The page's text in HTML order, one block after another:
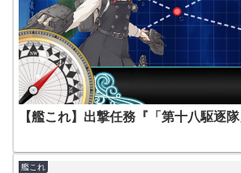
【艦これ】出撃任務『「第十八駆逐隊
艦これ